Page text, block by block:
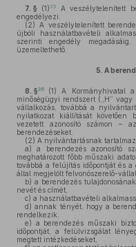
7. § (1) 25
A veszélytelenített
engedélyezi.
(2) A veszélytelenített
újbóli használatbavételi
szerinti engedély
üzemeltethető.
5. A
8. §26 (1)
A Kormányhivatal
minőségügyi rendszert („H” vagy
vállalkozás, továbbá a
nyilatkozat kiállítását követően
vezetett azonosító számon –
berendezéseket.
(2) A nyilvántartásnak
a) a berendezés azonosító
meghatározott főbb műszaki
továbbá a felújítás időpontját és
által megjelölt felvonószerelő-
b) a berendezés
nevét és címét,
c) a használatbavételi
d) annak tényét, hogy a
rendelkezik,
e) a berendezés műszaki
időpontját, a felülvizsgálat
megtett intézkedéseket,